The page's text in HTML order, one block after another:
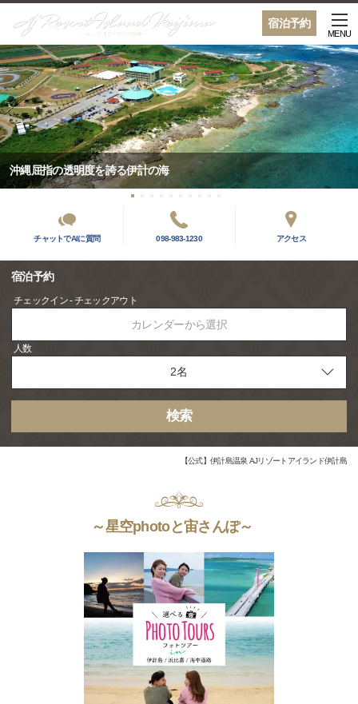
宿泊予約
MENU
沖縄屈指の透明度を誇る伊計の海
チャットでAIに質問 098-983-1230 アクセス
宿泊予約
チェックイン - チェックアウト
カレンダーから選択
人数
検索
【公式】伊計島温泉 AJリゾートアイランド伊計島
～星空photoと宙さんぽ～